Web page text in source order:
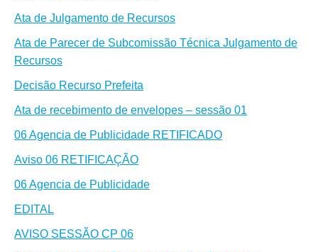
Ata de Julgamento de Recursos
Ata de Parecer de Subcomissão Técnica Julgamento de
Recursos
Decisão Recurso Prefeita
Ata de recebimento de envelopes – sessão 01
06 Agencia de Publicidade RETIFICADO
Aviso 06 RETIFICAÇÃO
06 Agencia de Publicidade
EDITAL
AVISO SESSÃO CP 06